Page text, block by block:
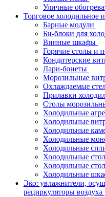
Уличные
Торговое холодильное
Барные модули
Би-блоки для
Винные шкафы
Горячие столы и
Кондитерские
Лари-бонеты
Морозильные
Охлаждаемые
Прилавки
Столы
Холодильные
Холодильные
Холодильные
Холодильные
Холодильные
Холодильные
Холодильные
Холодильные
Эко: увлажнители,
рециркуляторы воздуха